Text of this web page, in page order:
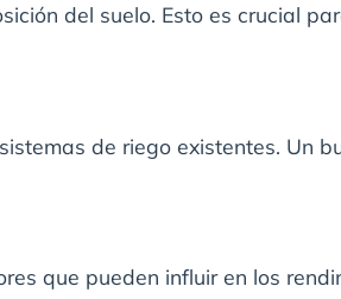
del suelo. Esto es crucial
de riego existentes. Un
que pueden influir en los